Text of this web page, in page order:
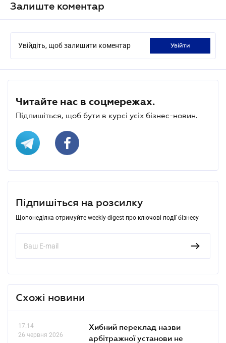
Залиште коментар
Увійдіть, щоб залишити коментар увійти
Читайте нас в соцмережах.
Підпишіться, щоб бути в курсі усіх бізнес-новин.
Підпишіться на розсилку
Щопонеділка отримуйте weekly-digest про ключові події бізнесу
Схожі новини
17.14
26 червня 2026
Хибний переклад назви
арбітражної установи не